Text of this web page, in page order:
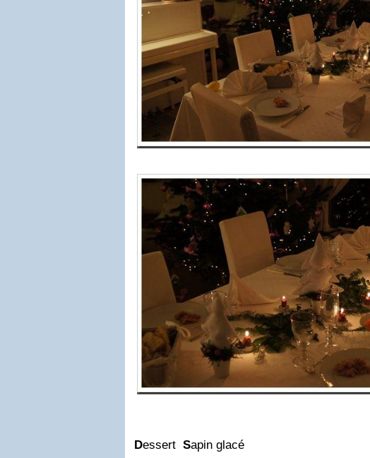
Dessert Sapin glacé